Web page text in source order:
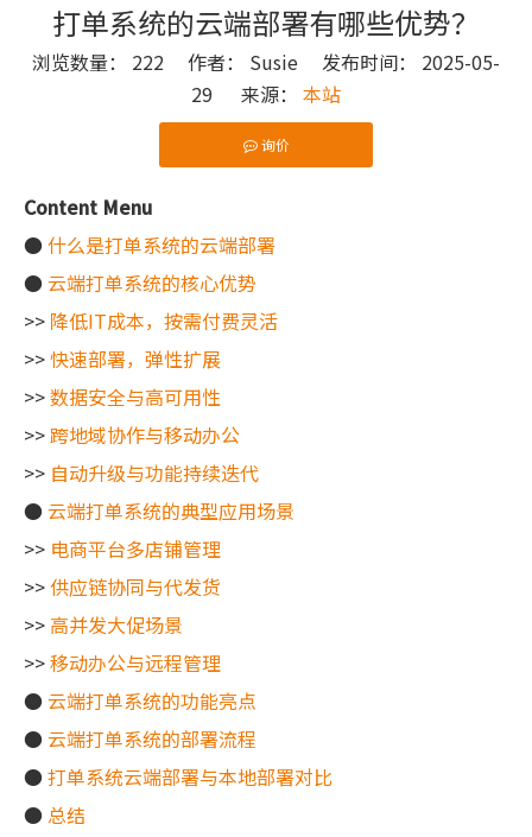
打单系统的云端部署有哪些优势？
浏览数量： 222 作者： Susie 发布时间： 2025-05-
29 来源： 本站
询价
["wechat"]
Content Menu
●什么是打单系统的云端部署
●云端打单系统的核心优势
>> 降低IT成本，按需付费灵活
>>快速部署，弹性扩展
>>数据安全与高可用性
>>跨地域协作与移动办公
>> 自动升级与功能持续迭代
●云端打单系统的典型应用场景
>> 电商平台多店铺管理
>>供应链协同与代发货
>> 高并发大促场景
>>移动办公与远程管理
●云端打单系统的功能亮点
●云端打单系统的部署流程
●打单系统云端部署与本地部署对比
● 总结